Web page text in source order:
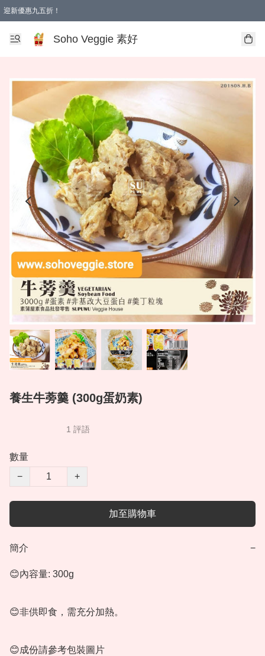
迎新優惠九五折！
Soho Veggie 素好
養生牛蒡羹 (300g蛋奶素)
1 評語
數量
−
+
加至購物車
簡介 −
😊內容量: 300g
😊非供即食，需充分加熱。
😊成份請參考包裝圖片